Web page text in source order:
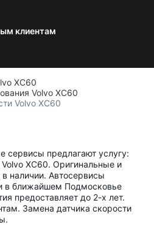
клиентам
XC60
Volvo XC60
Volvo XC60
сервисы предлагают услугу:
XC60. Оригинальные и
наличии. Автосервисы
в ближайшем Подмосковье
предоставляет до 2-х лет.
Замена датчика скорости